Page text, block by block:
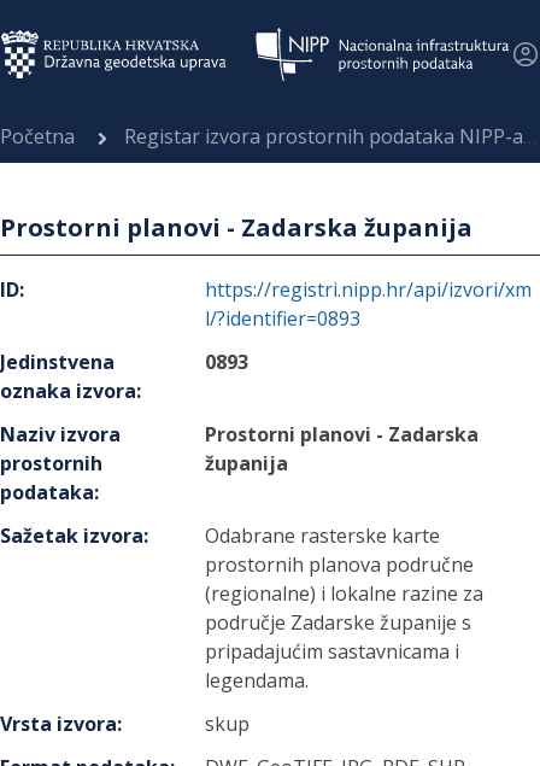
Početna Registar izvora prostornih podataka NIPP-a
Prostorni planovi - Zadarska županija
ID:
https://registri.nipp.hr/api/izvori/xm
l/?identifier=0893
Jedinstvena
oznaka izvora:
0893
Naziv izvora
prostornih
podataka:
Prostorni planovi - Zadarska
županija
Sažetak izvora:
Odabrane rasterske karte
prostornih planova područne
(regionalne) i lokalne razine za
područje Zadarske županije s
pripadajućim sastavnicama i
legendama.
Vrsta izvora:
skup